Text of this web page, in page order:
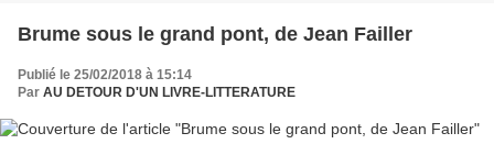
Brume sous le grand pont, de Jean Failler
Publié le 25/02/2018 à 15:14
Par AU DETOUR D'UN LIVRE-LITTERATURE